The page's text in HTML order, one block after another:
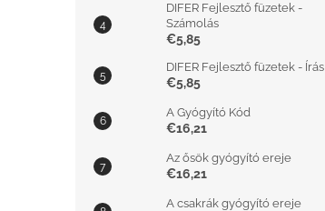
DIFER Fejlesztő füzetek -
Számolás
€5,85
DIFER Fejlesztő füzetek - Írás
€5,85
A Gyógyító Kód
€16,21
Az ősök gyógyító ereje
€16,21
A csakrák gyógyító ereje